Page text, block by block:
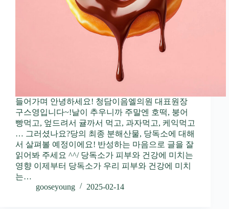
들어가며 안녕하세요! 청담이음엘의원 대표원장
구스영입니다~!날이 추우니까 주말엔 호떡, 붕어
빵먹고, 엎드려서 귤까서 먹고, 과자먹고, 케익먹고
… 그러셨나요?당의 최종 분해산물, 당독소에 대해
서 살펴볼 예정이에요! 반성하는 마음으로 글을 잘
읽어봐 주세요 ^^/ 당독소가 피부와 건강에 미치는
영향 이제부터 당독소가 우리 피부와 건강에 미치
는…
gooseyoung
2025-02-14